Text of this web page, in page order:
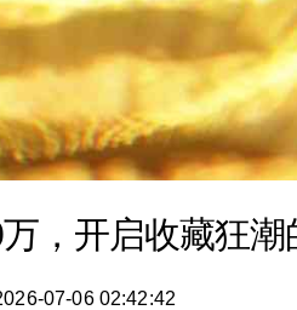
，开启收藏狂
07-06 02:42:42